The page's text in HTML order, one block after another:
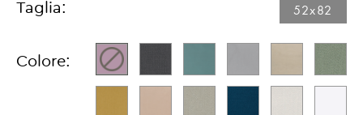
Taglia: 52x82​
Colore: